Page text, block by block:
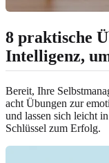
8 praktische
Intelligenz,
Bereit, Ihre
acht Übungen zur
und lassen sich leicht
Schlüssel zum Erfolg.